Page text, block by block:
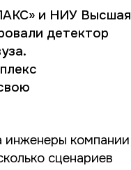
и НИУ Высшая
детектор
инженеры компании
сценариев